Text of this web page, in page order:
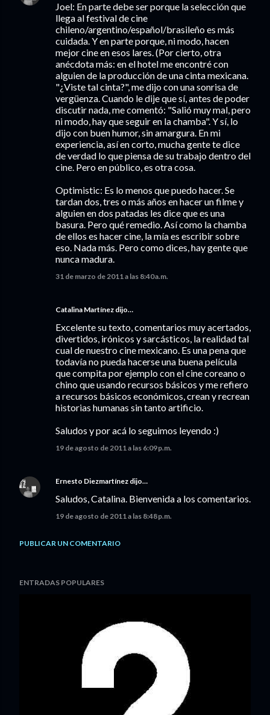
Joel: En parte debe ser porque la selección que
llega al festival de cine
chileno/argentino/español/brasileño es más
cuidada. Y en parte porque, ni modo, hacen
mejor cine en esos lares. (Por cierto, otra
anécdota más: en el hotel me encontré con
alguien de la producción de una cinta mexicana.
"¿Viste tal cinta?", me dijo con una sonrisa de
vergüenza. Cuando le dije que sí, antes de poder
discutir nada, me comentó: "Salió muy mal, pero
ni modo, hay que seguir en la chamba". Y sí, lo
dijo con buen humor, sin amargura. En mi
experiencia, así en corto, mucha gente te dice
de verdad lo que piensa de su trabajo dentro del
cine. Pero en público, es otra cosa.
Optimistic: Es lo menos que puedo hacer. Se
tardan dos, tres o más años en hacer un filme y
alguien en dos patadas les dice que es una
basura. Pero qué remedio. Así como la chamba
de ellos es hacer cine, la mía es escribir sobre
eso. Nada más. Pero como dices, hay gente que
nunca madura.
31 de marzo de 2011 a las 8:40 a.m.
Catalina Martínez dijo…
Excelente su texto, comentarios muy acertados,
divertidos, irónicos y sarcásticos, la realidad tal
cual de nuestro cine mexicano. Es una pena que
todavía no pueda hacerse una buena película
que compita por ejemplo con el cine coreano o
chino que usando recursos básicos y me refiero
a recursos básicos económicos, crean y recrean
historias humanas sin tanto artificio.
Saludos y por acá lo seguimos leyendo :)
19 de agosto de 2011 a las 6:09 p.m.
Ernesto Diezmartínez dijo…
Saludos, Catalina. Bienvenida a los comentarios.
19 de agosto de 2011 a las 8:48 p.m.
PUBLICAR UN COMENTARIO
ENTRADAS POPULARES